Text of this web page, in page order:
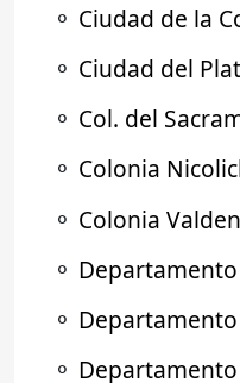
⚬ Ciudad de la
⚬ Ciudad del
⚬ Col. del
⚬ Colonia
⚬ Colonia
⚬
⚬
⚬